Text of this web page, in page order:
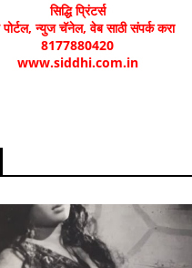
सिद्धि प्रिंटर्स
न्युज चॅनेल, वेब साठी संपर्क करा
8177880420
www.siddhi.com.in